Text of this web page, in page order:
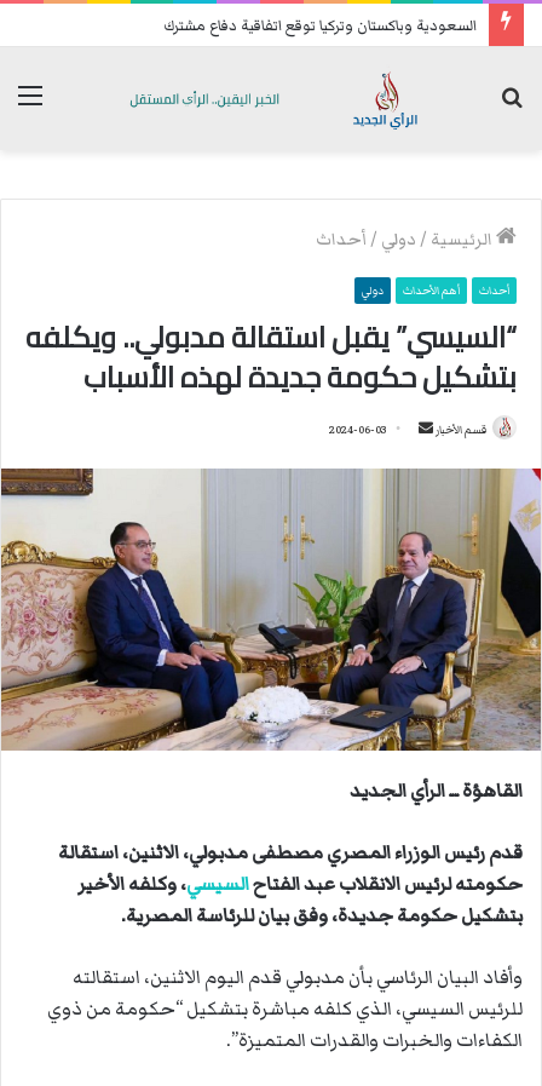
السعودية وباكستان وتركيا توقع اتفاقية دفاع مشترك
الرئيسية /دولي /أحداث
أحداث أهم الأحداث دولي
“السيسي” يقبل استقالة مدبولي.. ويكلفه
بتشكيل حكومة جديدة لهذه الأسباب
قسم الأخبار
ب
ر
ي
د
ا
إ
ل
ك
ر
ن
ي
ا
2024-06-03
القاهؤة ــ الرأي الجديد
قدم رئيس الوزراء المصري مصطفى مدبولي، الاثنين، استقالة
حكومته لرئيس الانقلاب عبد الفتاحالسيسي، وكلفه الأخير
بتشكيل حكومة جديدة، وفق بيان للرئاسة المصرية.
وأفاد البيان الرئاسي بأن مدبولي قدم اليوم الاثنين، استقالته
للرئيس السيسي، الذي كلفه مباشرة بتشكيل “حكومة من ذوي
الكفاءات والخبرات والقدرات المتميزة”.